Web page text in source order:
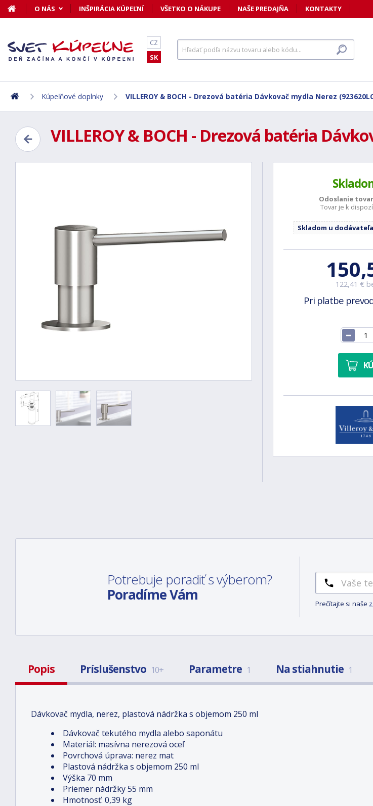
O NÁS INŠPIRÁCIA KÚPEĽNÍ VŠETKO O NÁKUPE NAŠE PREDAJŇA KONTAKTY
CZ
SK
Kúpeľňové doplnky VILLEROY & BOCH - Drezová batéria Dávkovač mydla Nerez
VILLEROY & BOCH - Drezová batéria
Odoslanie
Tovar je k
Skladom u dodávateľa
122,41 €
Pri platbe
Potrebuje poradiť s výberom?
Poradíme Vám
Prečítajte si naše
Popis Príslušenstvo 10+ Parametre 1 Na stiahnutie 1
Dávkovač mydla, nerez, plastová nádržka s objemom 250 ml
Dávkovač tekutého mydla alebo saponátu
Materiál: masívna nerezová oceľ
Povrchová úprava: nerez mat
Plastová nádržka s objemom 250 ml
Výška 70 mm
Priemer nádržky 55 mm
Hmotnosť: 0,39 kg